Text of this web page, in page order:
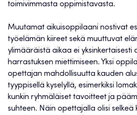
toimivimmasta oppimistavasta.
Muutamat aikuisoppilaani nostivat
työelämän kiireet sekä muuttuvat
ylimääräistä aikaa ei yksinkertaisesti
harrastuksen miettimiseen. Yksi
opettajan mahdollisuutta kauden
tyyppisellä kyselyllä, esimerkiksi
kunkin ryhmäläiset tavoitteet ja
suhteen. Näin opettajalla olisi selkeä